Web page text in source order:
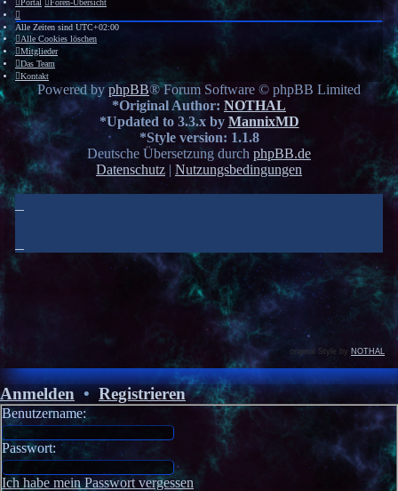
Portal Foren-Übersicht
Alle Zeiten sind UTC+02:00
Alle Cookies löschen
Mitglieder
Das Team
Kontakt
Powered byphpBB® Forum Software © phpBB Limited
*Original Author: NOTHAL
*Updated to 3.3.x by MannixMD
*Style version: 1.1.8
Deutsche Übersetzung durch phpBB.de
Datenschutz | Nutzungsbedingungen
original Style by NOTHAL
Anmelden•Registrieren
Benutzername:
Passwort:
Ich habe mein Passwort vergessen